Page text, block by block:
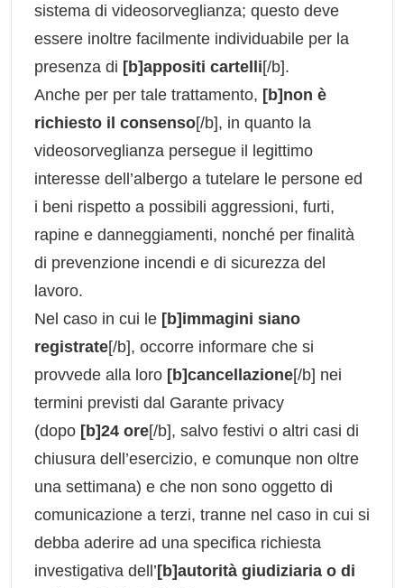
sistema di videosorveglianza; questo deve
essere inoltre facilmente individuabile per la
presenza di [b]appositi cartelli[/b].
Anche per per tale trattamento, [b]non è
richiesto il consenso[/b], in quanto la
videosorveglianza persegue il legittimo
interesse dell’albergo a tutelare le persone ed
i beni rispetto a possibili aggressioni, furti,
rapine e danneggiamenti, nonché per finalità
di prevenzione incendi e di sicurezza del
lavoro.
Nel caso in cui le [b]immagini siano
registrate[/b], occorre informare che si
provvede alla loro [b]cancellazione[/b] nei
termini previsti dal Garante privacy
(dopo [b]24 ore[/b], salvo festivi o altri casi di
chiusura dell’esercizio, e comunque non oltre
una settimana) e che non sono oggetto di
comunicazione a terzi, tranne nel caso in cui si
debba aderire ad una specifica richiesta
investigativa dell’[b]autorità giudiziaria o di